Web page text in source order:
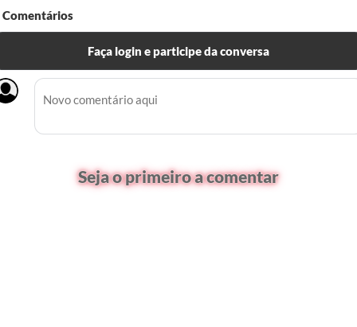
Comentários
Faça login e participe da conversa
Seja o primeiro a comentar